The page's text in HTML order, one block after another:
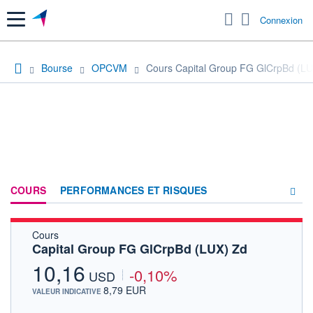
Menu Connexion
Bourse OPCVM Cours Capital Group FG GlCrpBd
COURS PERFORMANCES ET RISQUES
Cours
Capital Group FG GlCrpBd (LUX) Zd
10,16 USD -0,10%
VALEUR INDICATIVE 8,79 EUR